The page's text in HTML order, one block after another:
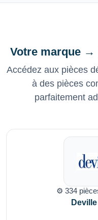
Votre marque →
Accédez aux pièces
à des pièces
parfaitement
⚙️ 334